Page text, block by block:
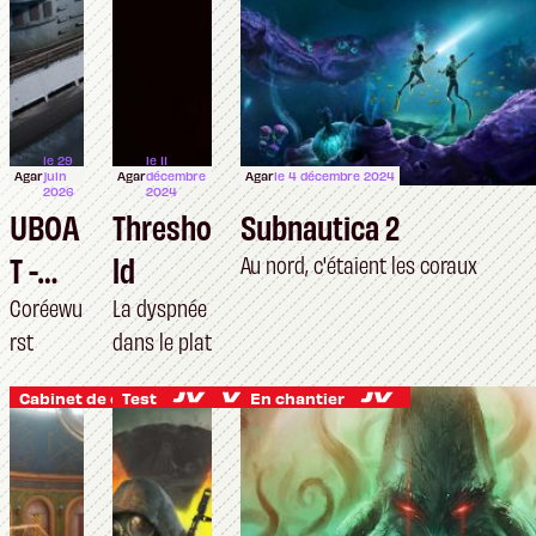
Agar
le 29
juin
2026
UBOA
T -
Type
IX :
Dista
nt
Coast
s
Coréewu
rst
Cabinet de curiosités
Agar
le 11
décembre
2024
Thresho
ld
La dyspnée
dans le plat
Agarle 4 décembre 2024
Subnautica 2
Au nord, c'étaient les coraux
Test En chantier